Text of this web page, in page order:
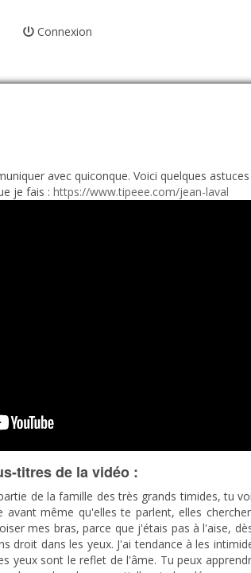
Connexion
avec quiconque. Voici quelques
je fais : https://www.tipeee.com/jean-laval
titres de la vidéo :
parler, tu ne pourras jamais savoir, et peut-être tu aurais eu l'opportunité, si tu t'étais décidé.e à bouger tes fesses, de passer un moment agréable, voire même une relation d'un soir, ou même encore mieux, une relation de plusieurs mois ou de plusieurs années avec cette personne ! Parce qu'elle valorise qui tu es au plus profond de toi, et non pas cette apparence que tu dégages. Mais ça, le seul moment de le savoir, c'est d'aller discuter avec cette personne. Et quand tu vas discuter avec elle, à la base c'est que tu as envie de la connaître. Donc n'y va pas pour te valoriser. Si une fois qu'il y a cette timidité qui a disparu, tu racontes tout ce que tu as fait, qui tu es... On s'en fout un petit peu, parce que si c'est toi qui te déplace pour aller voir cette personne, ça veut dire que tu as envie de la connaître, donc pose-lui des questions, essaie de la connaître, plutôt que de lui dire qui tu es. Parce que c'est pas elle qui a fait le premier pas, c'est toi. Il faut voir les choses dans l'ordre. On est pas là pour faire un discours de mariage, donc relax. Juste, relax. Et dis-toi que pour la plupart des gens dans un groupe, la plupart ne sont pas forcément extrêmement à l'aise quand ils sont en relation avec des gens qu'ils ne connaissent pas. Tous les gens qui vont avoir les bras croisés quand il fait chaud, surtout, parce que quand il fait froid ils peuvent avoir froid, mais toutes les personnes qui vont avoir les bras croisés ne sont pas extrêmement à l'aise. Les jambes croisées non plus. Les mains dans les poches, surement pas. Toutes les personnes qui ont les bras en l'air, qui font des gestes avec leurs bras, peut-être même qu'ils ont les bras complètement en l'air, alors là ils sont au top de leur forme, ils ont très confiance en eux. Donc petite astuce que tu peux faire pour utiliser ton corps, ta physiologie, dès que tu ne te sens pas à l'aise, dès que tu as cette timidité qui émerge en toi et.... qu'il n'y a plus rien qui sort (rire) – c'est resté bloqué, on est tous passés par là, ok ? Ne t'en fais pas. Ne le fais pas très longtemps, je dirais 10 secondes chrono, mais mets tes mains sur tes hanches. Tu vas te sentir mieux automatiquement, parce que ça booste ta confiance. Juste, fais-le maintenant. Mets-toi debout, mets tes mains dans les poches, croise tes bras, maintenant mets tes mains sur tes hanches, ressors ton buste, et mets les épaules vers l'arrière, et dis-moi comment tu te sens. Tu sens la différence ? En l'espace de quelques secondes ? Donc ça, tu peux